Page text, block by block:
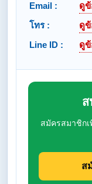
Email :
ดู
โทร :
ดู
Line ID :
ดู
ส
สมัครสมาชิก
ส